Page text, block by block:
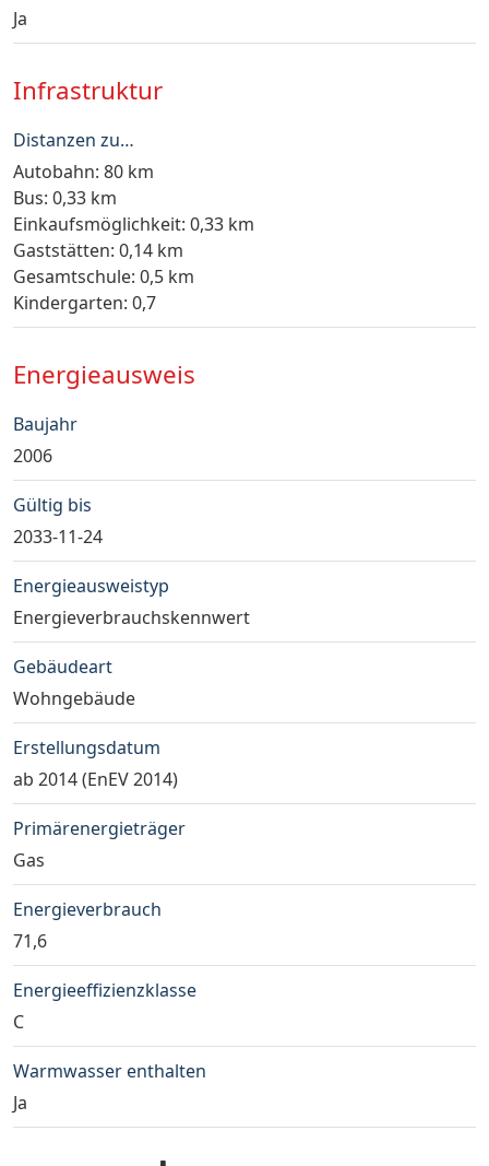
Ja
Infrastruktur
Distanzen zu…
Autobahn: 80 km
Bus: 0,33 km
Einkaufsmöglichkeit: 0,33 km
Gaststätten: 0,14 km
Gesamtschule: 0,5 km
Kindergarten: 0,7
Energieausweis
Baujahr
2006
Gültig bis
2033-11-24
Energieausweistyp
Energieverbrauchskennwert
Gebäudeart
Wohngebäude
Erstellungsdatum
ab 2014 (EnEV 2014)
Primärenergieträger
Gas
Energieverbrauch
71,6
Energieeffizienzklasse
C
Warmwasser enthalten
Ja